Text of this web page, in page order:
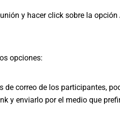
y hacer click sobre la opción
opciones:
de correo de los participantes,
y enviarlo por el medio que